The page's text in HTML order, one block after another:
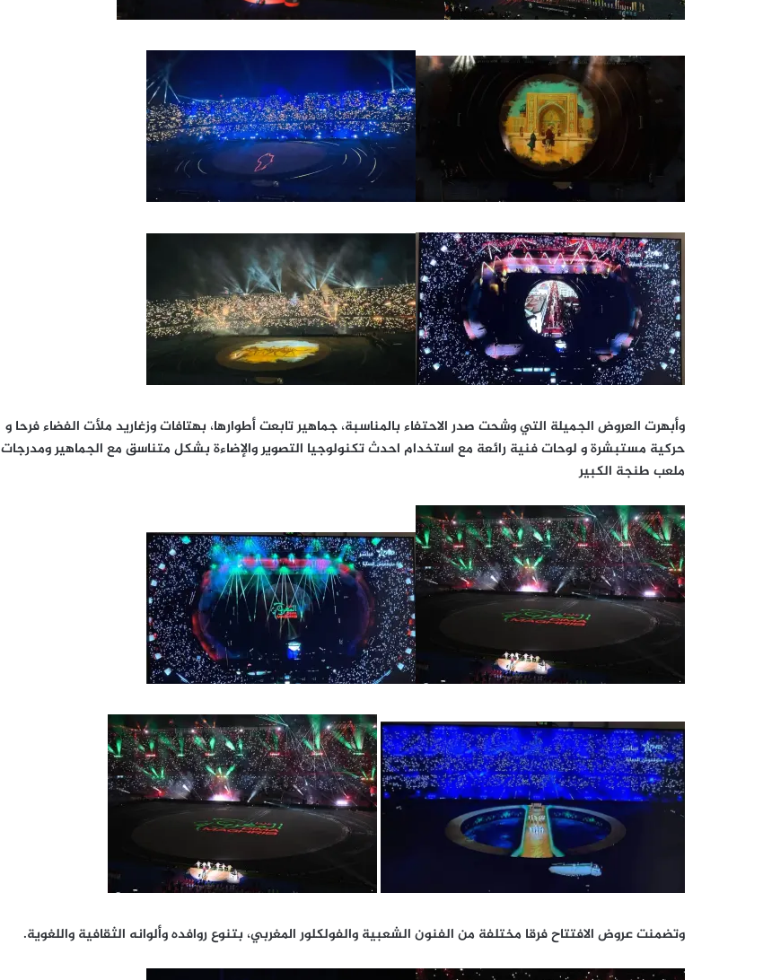
وأبهرت العروض الجميلة التي وشحت صدر الاحتفاء بالمناسبة، جماهير تابعت أطوارها، بهتافات وزغاريد ملأت الفضاء فرحا و
حركية مستبشرة و لوحات فنية رائعة مع استخدام احدث تكنولوجيا التصوير والإضاءة بشكل متناسق مع الجماهير ومدرجات
ملعب طنجة الكبير
وتضمنت عروض الافتتاح فرقا مختلفة من الفنون الشعبية والفولكلور المغربي، بتنوع روافده وألوانه الثقافية واللغوية.